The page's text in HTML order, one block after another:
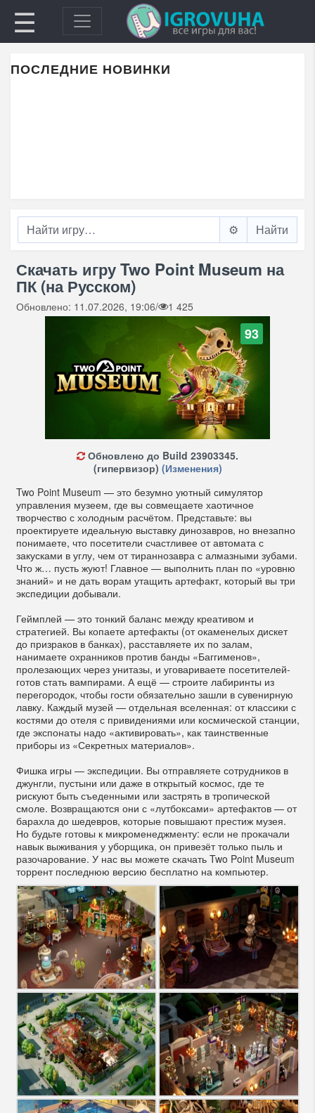
☰
ПОСЛЕДНИЕ НОВИНКИ
⚙️
Скачать игру Two Point Museum на
ПК (на Русском)
Обновлено: 11.07.2026, 19:06/ 1 425
93
Обновлено до Build 23903345.
(гипервизор) (Изменения)
Two Point Museum — это безумно уютный симулятор
управления музеем, где вы совмещаете хаотичное
творчество с холодным расчётом. Представьте: вы
проектируете идеальную выставку динозавров, но внезапно
понимаете, что посетители счастливее от автомата с
закусками в углу, чем от тираннозавра с алмазными зубами.
Что ж… пусть жуют! Главное — выполнить план по «уровню
знаний» и не дать ворам утащить артефакт, который вы три
экспедиции добывали.
Геймплей — это тонкий баланс между креативом и
стратегией. Вы копаете артефакты (от окаменелых дискет
до призраков в банках), расставляете их по залам,
нанимаете охранников против банды «Баггименов»,
пролезающих через унитазы, и уговариваете посетителей-
готов стать вампирами. А ещё — строите лабиринты из
перегородок, чтобы гости обязательно зашли в сувенирную
лавку. Каждый музей — отдельная вселенная: от классики с
костями до отеля с привидениями или космической станции,
где экспонаты надо «активировать», как таинственные
приборы из «Секретных материалов».
Фишка игры — экспедиции. Вы отправляете сотрудников в
джунгли, пустыни или даже в открытый космос, где те
рискуют быть съеденными или застрять в тропической
смоле. Возвращаются они с «лутбоксами» артефактов — от
барахла до шедевров, которые повышают престиж музея.
Но будьте готовы к микроменеджменту: если не прокачали
навык выживания у уборщика, он привезёт только пыль и
разочарование. У нас вы можете скачать Two Point Museum
торрент последнюю версию бесплатно на компьютер.